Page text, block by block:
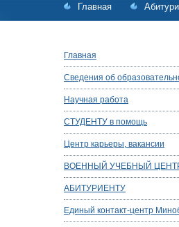
Главная
Главная
Сведения об
Научная работа
СТУДЕНТУ в помощь
Центр карьеры, вакансии
ВОЕННЫЙ УЧЕБНЫЙ
АБИТУРИЕНТУ
Единый контакт-центр